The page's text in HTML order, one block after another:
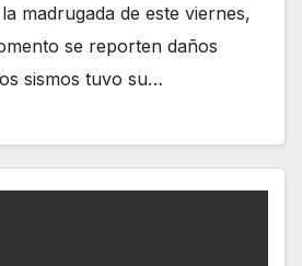
madrugada de este viernes,
se reporten daños
sismos tuvo su…